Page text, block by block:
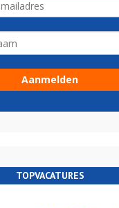
TOPVACATURES